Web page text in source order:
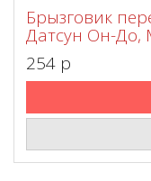
Брызговик
Датсун Он-До,
254 p